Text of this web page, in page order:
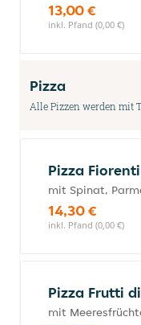
13,00 €
inkl. Pfand (0,00 €)
Pizza
Alle Pizzen werden mit
Pizza
mit Spinat,
14,30 €
inkl. Pfand (0,00 €)
Pizza Frutti
mit